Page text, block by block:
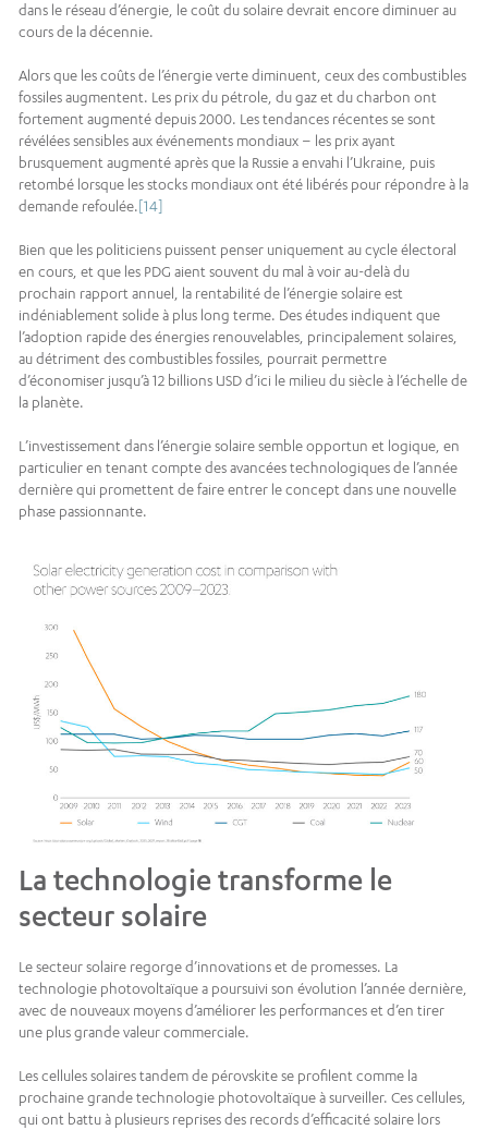
dans le réseau d’énergie, le coût du solaire devrait encore diminuer au
cours de la décennie.
Alors que les coûts de l’énergie verte diminuent, ceux des combustibles
fossiles augmentent. Les prix du pétrole, du gaz et du charbon ont
fortement augmenté depuis 2000. Les tendances récentes se sont
révélées sensibles aux événements mondiaux – les prix ayant
brusquement augmenté après que la Russie a envahi l’Ukraine, puis
retombé lorsque les stocks mondiaux ont été libérés pour répondre à la
demande refoulée.[14]
Bien que les politiciens puissent penser uniquement au cycle électoral
en cours, et que les PDG aient souvent du mal à voir au-delà du
prochain rapport annuel, la rentabilité de l’énergie solaire est
indéniablement solide à plus long terme. Des études indiquent que
l’adoption rapide des énergies renouvelables, principalement solaires,
au détriment des combustibles fossiles, pourrait permettre
d’économiser jusqu’à 12 billions USD d’ici le milieu du siècle à l’échelle de
la planète.
L’investissement dans l’énergie solaire semble opportun et logique, en
particulier en tenant compte des avancées technologiques de l’année
dernière qui promettent de faire entrer le concept dans une nouvelle
phase passionnante.
La technologie transforme le
secteur solaire
Le secteur solaire regorge d’innovations et de promesses. La
technologie photovoltaïque a poursuivi son évolution l’année dernière,
avec de nouveaux moyens d’améliorer les performances et d’en tirer
une plus grande valeur commerciale.
Les cellules solaires tandem de pérovskite se profilent comme la
prochaine grande technologie photovoltaïque à surveiller. Ces cellules,
qui ont battu à plusieurs reprises des records d’efficacité solaire lors